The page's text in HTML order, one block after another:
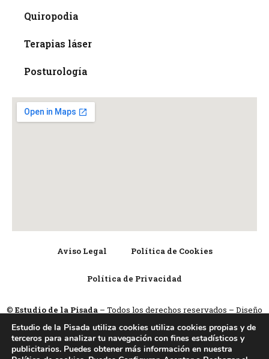
Quiropodia
Terapias láser
Posturología
Aviso Legal Política de Cookies
Política de Privacidad
© Estudio de la Pisada – Todos los derechos reservados – Diseño
Estudio de la Pisada utiliza cookies utiliza cookies propias y de
terceros para analizar tu navegación con fines estadísticos y
publicitarios. Puedes obtener más información en nuestra